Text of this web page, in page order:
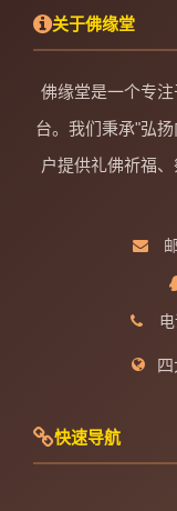
关于佛缘堂
佛缘堂是一个专
台。我们秉承"弘
户提供礼佛祈福
快速导航